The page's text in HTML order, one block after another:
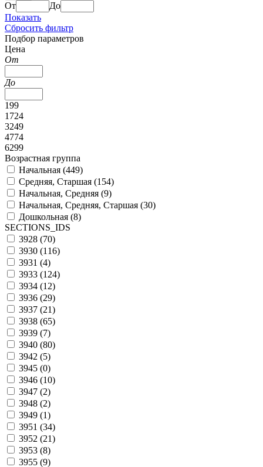
От
До
Показать
Сбросить фильтр
Подбор параметров
Цена
От
До
199
1724
3249
4774
6299
Возрастная группа
Начальная (449)
Средняя, Старшая (154)
Начальная, Средняя (9)
Начальная, Средняя, Старшая (30)
Дошкольная (8)
SECTIONS_IDS
3928 (70)
3930 (116)
3931 (4)
3933 (124)
3934 (12)
3936 (29)
3937 (21)
3938 (65)
3939 (7)
3940 (80)
3942 (5)
3945 (0)
3946 (10)
3947 (2)
3948 (2)
3949 (1)
3951 (34)
3952 (21)
3953 (8)
3955 (9)